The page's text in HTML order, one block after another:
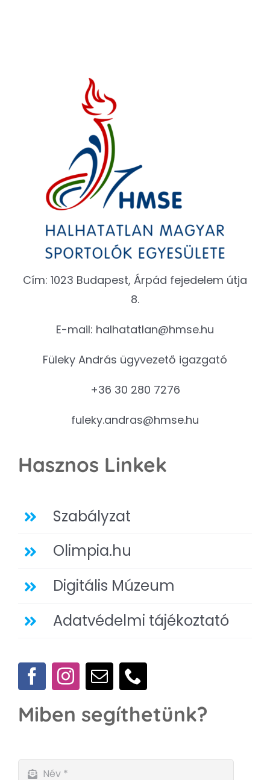
Cím: 1023 Budapest, Árpád fejedelem útja
8.
E-mail: halhatatlan@hmse.hu
Füleky András ügyvezető igazgató
+36 30 280 7276
fuleky.andras@hmse.hu
Hasznos Linkek
Szabályzat
Olimpia.hu
Digitális Múzeum
Adatvédelmi tájékoztató
Miben segíthetünk?